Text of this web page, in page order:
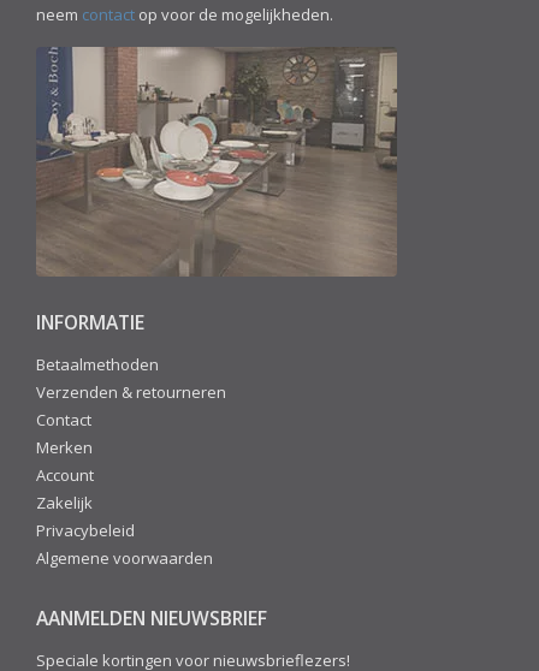
neem contact op voor de mogelijkheden.
INFORMATIE
Betaalmethoden
Verzenden & retourneren
Contact
Merken
Account
Zakelijk
Privacybeleid
Algemene voorwaarden
AANMELDEN NIEUWSBRIEF
Speciale kortingen voor nieuwsbrieflezers!